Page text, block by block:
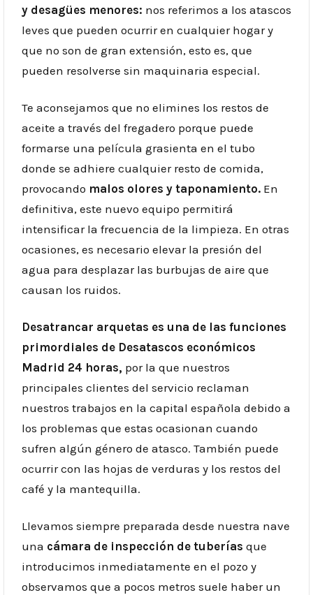
y desagües menores: nos referimos a los atascos
leves que pueden ocurrir en cualquier hogar y
que no son de gran extensión, esto es, que
pueden resolverse sin maquinaria especial.
Te aconsejamos que no elimines los restos de
aceite a través del fregadero porque puede
formarse una película grasienta en el tubo
donde se adhiere cualquier resto de comida,
provocando malos olores y taponamiento. En
definitiva, este nuevo equipo permitirá
intensificar la frecuencia de la limpieza. En otras
ocasiones, es necesario elevar la presión del
agua para desplazar las burbujas de aire que
causan los ruidos.
Desatrancar arquetas es una de las funciones
primordiales de Desatascos económicos
Madrid 24 horas, por la que nuestros
principales clientes del servicio reclaman
nuestros trabajos en la capital española debido a
los problemas que estas ocasionan cuando
sufren algún género de atasco. También puede
ocurrir con las hojas de verduras y los restos del
café y la mantequilla.
Llevamos siempre preparada desde nuestra nave
una cámara de inspección de tuberías que
introducimos inmediatamente en el pozo y
observamos que a pocos metros suele haber un